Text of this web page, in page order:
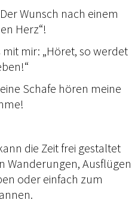
Wunsch nach einem
Herz“!
mir: „Höret, so werdet
Schafe hören meine
die Zeit frei gestaltet
Wanderungen, Ausflügen
oder einfach zum